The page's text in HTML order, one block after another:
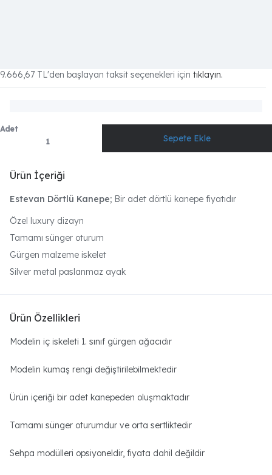
9.666,67 TL'den başlayan taksit seçenekleri için tıklayın.
Adet
Ürün İçeriği
Estevan Dörtlü Kanepe; Bir adet dörtlü kanepe fiyatıdır
Özel luxury dizayn
Tamamı sünger oturum
Gürgen malzeme iskelet
Silver metal paslanmaz ayak
Ürün Özellikleri
Modelin iç iskeleti 1. sınıf gürgen ağacıdır
Modelin kumaş rengi değiştirilebilmektedir
Ürün içeriği bir adet kanepeden oluşmaktadır
Tamamı sünger oturumdur ve orta sertliktedir
Sehpa modülleri opsiyoneldir, fiyata dahil değildir